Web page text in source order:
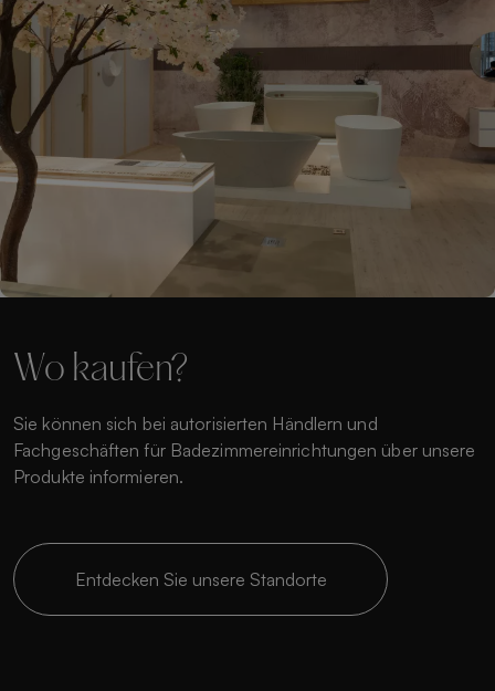
Wo kaufen?
Sie können sich bei autorisierten Händlern und
Fachgeschäften für Badezimmereinrichtungen über unsere
Produkte informieren.
Entdecken Sie unsere Standorte